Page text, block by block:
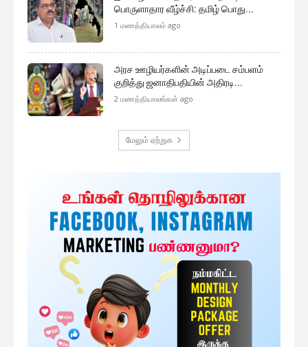
முக்கிய செய்திகளை நொடிப்பொழுதில் எங்கள் செய்தி
எமது குழுவில் இணைந்துகொள்ளுங்கள்.
குழுவில் இணைந்துகொள்ள
அதிகம் படிக்கப்பட்டவை
அரச ஊழியர்களின் சம்பள திருத்தம் :
தேர்தல் ஆணையாளர்...
8 minutes ago